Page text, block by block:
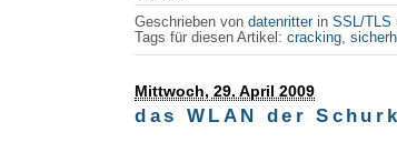
Geschrieben vondatenritterinSSL/TLS
Tags für diesen Artikel:cracking,
Mittwoch, 29. April 2009
das WLAN der